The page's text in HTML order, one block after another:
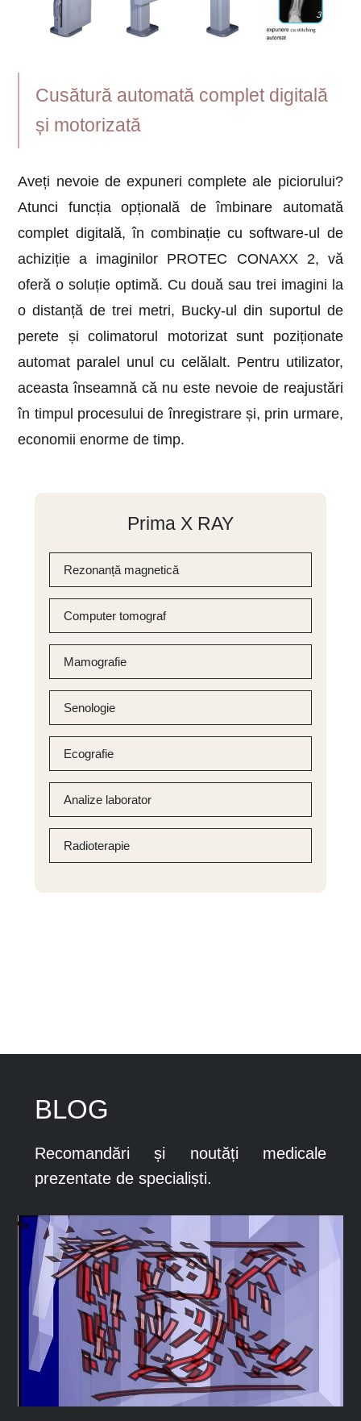
Cusătură automată complet digitală
și motorizată
Aveți nevoie de expuneri complete ale piciorului?
Atunci funcția opțională de îmbinare automată
complet digitală, în combinație cu software-ul de
achiziție a imaginilor PROTEC CONAXX 2, vă
oferă o soluție optimă. Cu două sau trei imagini la
o distanță de trei metri, Bucky-ul din suportul de
perete și colimatorul motorizat sunt poziționate
automat paralel unul cu celălalt. Pentru utilizator,
aceasta înseamnă că nu este nevoie de reajustări
în timpul procesului de înregistrare și, prin urmare,
economii enorme de timp.
Prima X RAY
Rezonanță magnetică
Computer tomograf
Mamografie
Senologie
Ecografie
Analize laborator
Radioterapie
BLOG
Recomandări și noutăți medicale
prezentate de specialiști.